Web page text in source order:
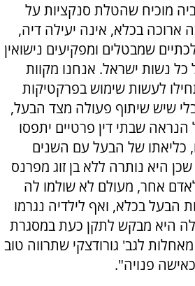
מוכיח שהטלת סנקציות על
ארוכה בכלא, אינה יעילה דיה,
שמבטלים ומפקיעים נישואין
כל נשות ישראל. אנחנו מקוות
לעשות שימוש בפרקטיקות
שיש שיתוף פעולה מצד הבעל,
הנראה שבתי דין פרטיים יתפסו
כליאתו של הבעל עם השנים
היא נותרה ללא בן זוג מפרנס
אחר, מעולם לא שולמו לה
הבעל בכלא, ואף לילדיה נגרמו
אלה היא מבקש לתקן כעת במסגרת
לגב' גורודצקי שתרווה טוב
פנויה".